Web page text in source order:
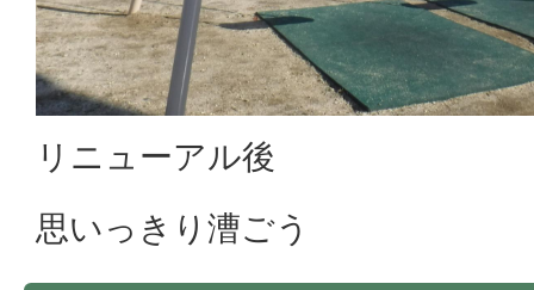
リニューアル後
思いっきり漕ごう